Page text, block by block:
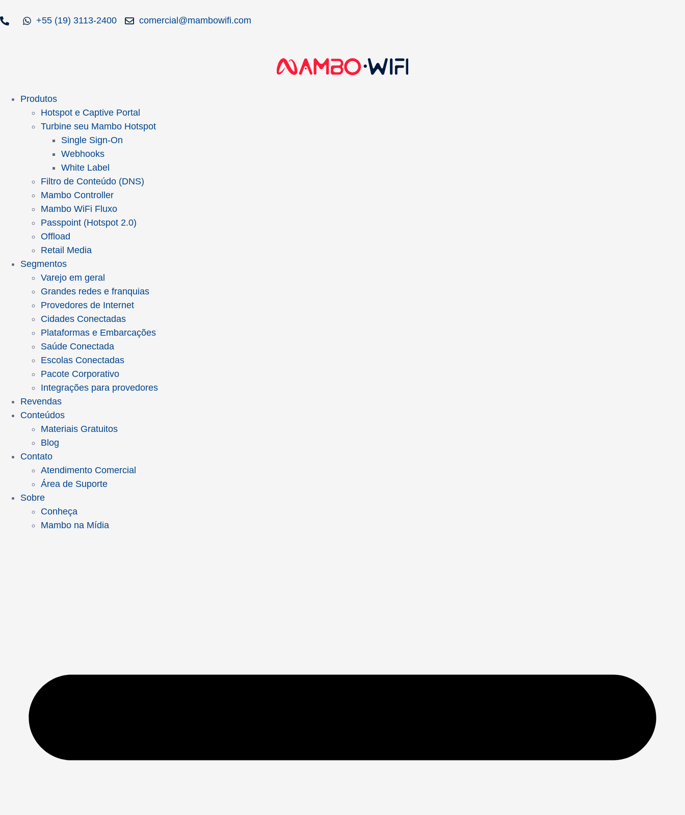
+55 (19) 3113-2400 comercial@mambowifi.com
Produtos
Hotspot e Captive Portal
Turbine seu Mambo Hotspot
Single Sign-On
Webhooks
White Label
Filtro de Conteúdo (DNS)
Mambo Controller
Mambo WiFi Fluxo
Passpoint (Hotspot 2.0)
Offload
Retail Media
Segmentos
Varejo em geral
Grandes redes e franquias
Provedores de Internet
Cidades Conectadas
Plataformas e Embarcações
Saúde Conectada
Escolas Conectadas
Pacote Corporativo
Integrações para provedores
Revendas
Conteúdos
Materiais Gratuitos
Blog
Contato
Atendimento Comercial
Área de Suporte
Sobre
Conheça
Mambo na Mídia